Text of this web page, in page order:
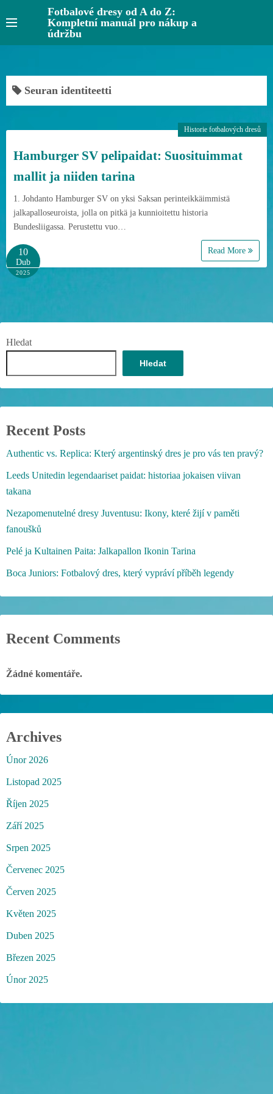
Fotbalové dresy od A do Z:
Kompletní manuál pro nákup a
údržbu
Seuran identiteetti
Hamburger SV pelipaidat: Suosituimmat
mallit ja niiden tarina
1. Johdanto Hamburger SV on yksi Saksan perinteikkäimmistä
jalkapalloseuroista, jolla on pitkä ja kunnioitettu historia
Bundesliigassa. Perustettu vuo…
Read More
Historie fotbalových dresů
10
Dub
2025
Hledat
Hledat
Recent Posts
Authentic vs. Replica: Který argentinský dres je pro vás ten pravý?
Leeds Unitedin legendaariset paidat: historiaa jokaisen viivan
takana
Nezapomenutelné dresy Juventusu: Ikony, které žijí v paměti
fanoušků
Pelé ja Kultainen Paita: Jalkapallon Ikonin Tarina
Boca Juniors: Fotbalový dres, který vypráví příběh legendy
Recent Comments
Žádné komentáře.
Archives
Únor 2026
Listopad 2025
Říjen 2025
Září 2025
Srpen 2025
Červenec 2025
Červen 2025
Květen 2025
Duben 2025
Březen 2025
Únor 2025